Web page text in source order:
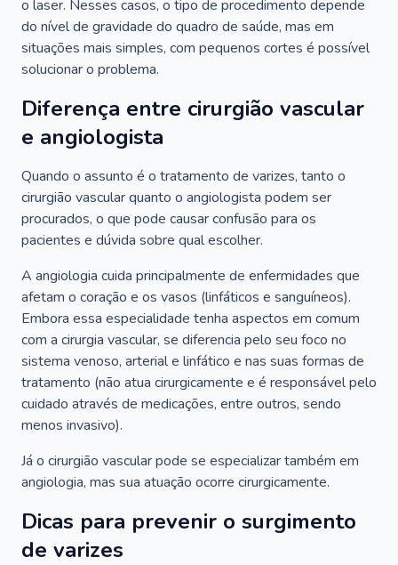
o laser. Nesses casos, o tipo de procedimento depende
do nível de gravidade do quadro de saúde, mas em
situações mais simples, com pequenos cortes é possível
solucionar o problema.
Diferença entre cirurgião vascular
e angiologista
Quando o assunto é o tratamento de varizes, tanto o
cirurgião vascular quanto o angiologista podem ser
procurados, o que pode causar confusão para os
pacientes e dúvida sobre qual escolher.
A angiologia cuida principalmente de enfermidades que
afetam o coração e os vasos (linfáticos e sanguíneos).
Embora essa especialidade tenha aspectos em comum
com a cirurgia vascular, se diferencia pelo seu foco no
sistema venoso, arterial e linfático e nas suas formas de
tratamento (não atua cirurgicamente e é responsável pelo
cuidado através de medicações, entre outros, sendo
menos invasivo).
Já o cirurgião vascular pode se especializar também em
angiologia, mas sua atuação ocorre cirurgicamente.
Dicas para prevenir o surgimento
de varizes